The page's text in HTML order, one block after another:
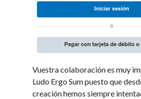
Vuestra colaboración es muy
Ludo Ergo Sum puesto que
creación hemos siempre